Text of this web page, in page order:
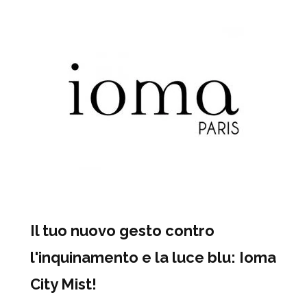
Il tuo nuovo gesto contro
l'inquinamento e la luce blu: Ioma
City Mist!